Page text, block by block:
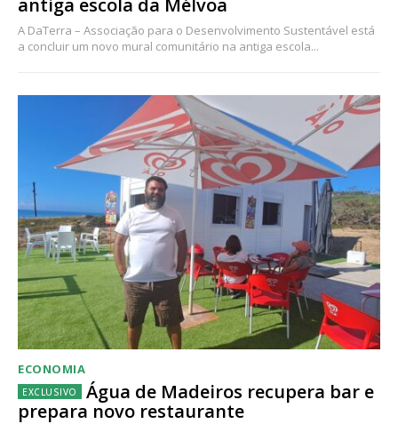
antiga escola da Mélvoa
A DaTerra – Associação para o Desenvolvimento Sustentável está
a concluir um novo mural comunitário na antiga escola...
ECONOMIA
Água de Madeiros recupera bar e
prepara novo restaurante